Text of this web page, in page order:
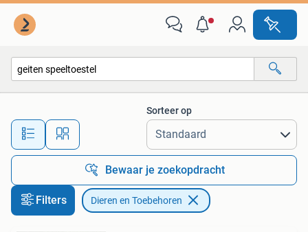
Alle afstanden…
Sorteer op
Bewaar je zoekopdracht
Filters Dieren en Toebehoren